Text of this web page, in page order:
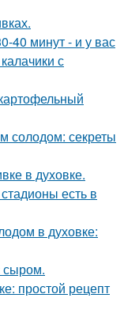
40 минут - и у вас
с
солодом: секреты
в духовке.
есть в
в духовке:
сыром.
простой рецепт